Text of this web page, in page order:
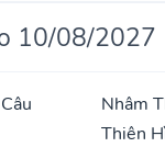
10/08/2027
Nhâm
Thiên